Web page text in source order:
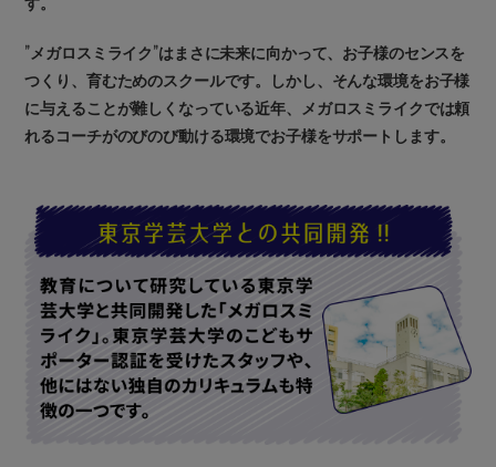
”メガロスミライク”はまさに未来に向かって、お子様のセンスを
つくり、育むためのスクールです。しかし、そんな環境をお子様
に与えることが難しくなっている近年、メガロスミライクでは頼
れるコーチがのびのび動ける環境でお子様をサポートします。